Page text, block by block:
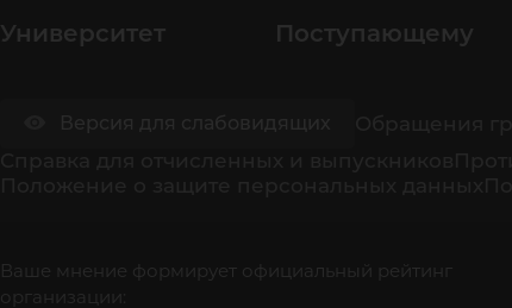
Университет Поступающему
Ваше мнение формирует официальный рейтинг
организации: